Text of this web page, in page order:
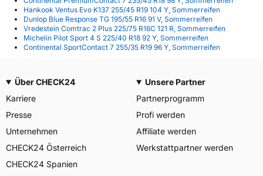
Hankook Ventus Evo K137 255/45 R19 104 Y, Sommerreifen
Dunlop Blue Response TG 195/55 R16 91 V, Sommerreifen
Vredestein Comtrac 2 Plus 225/75 R16C 121 R, Sommerreifen
Michelin Pilot Sport 4 S 225/40 R18 92 Y, Sommerreifen
Continental SportContact 7 255/35 R19 96 Y, Sommerreifen
Über CHECK24
Karriere
Presse
Unternehmen
CHECK24 Österreich
CHECK24 Spanien
Unsere Partner
Partnerprogramm
Profi werden
Affiliate werden
Werkstattpartner werden